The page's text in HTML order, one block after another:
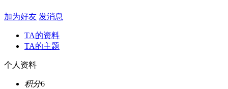
加为好友 发消息
TA的资料
TA的主题
个人资料
积分6